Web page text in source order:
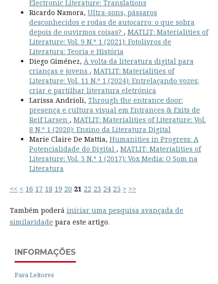
Electronic Literature: Translations
Ricardo Namora, Ultra-sons, pássaros
desconhecidos e rodas de autocarro: o que sobra
depois de ouvirmos coisas? , MATLIT: Materialities of
Literature: Vol. 9 N.º 1 (2021): Fotolivros de
Literatura: Teoria e História
Diego Giménez, À volta da literatura digital para
crianças e jovens , MATLIT: Materialities of
Literature: Vol. 11 N.º 1 (2024): Entrelaçando vozes:
criar e partilhar literatura eletrónica
Larissa Andrioli, Through the entrance door:
presença e cultura visual em Entrances & Exits de
Reif Larsen , MATLIT: Materialities of Literature: Vol.
8 N.º 1 (2020): Ensino da Literatura Digital
Marie Claire De Mattia, Humanities in Progress: A
Potencialidade do Digital , MATLIT: Materialities of
Literature: Vol. 5 N.º 1 (2017): Vox Media: O Som na
Literatura
<< < 16 17 18 19 20 21 22 23 24 25 > >>
Também poderá iniciar uma pesquisa avançada de
similaridade para este artigo.
INFORMAÇÕES
Para Leitores